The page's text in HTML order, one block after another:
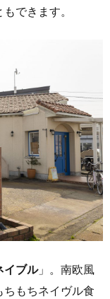
できます。
イブル」。南欧風
もちネイヴル食